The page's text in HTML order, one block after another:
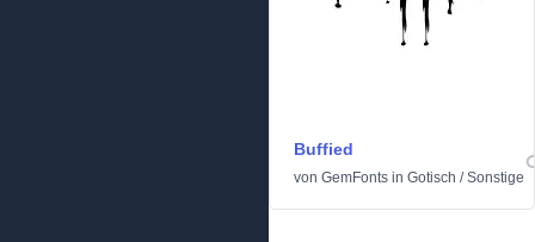
Buffied
von GemFonts in Gotisch /Sonstige